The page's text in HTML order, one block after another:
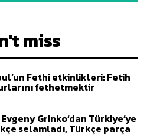
miss
Fethi etkinlikleri: Fetih
fethetmektir
Grinko’dan Türkiye’ye
selamladı, Türkçe parça